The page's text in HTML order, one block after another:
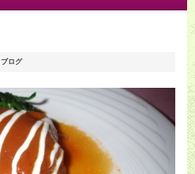
ブログ